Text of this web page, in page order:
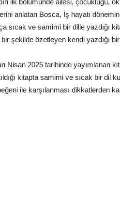
ilk bölümünde ailesi, çocukluğu,
anlatan Bosca, İş hayatı
sıcak ve samimi bir dille yazdığı
bir şekilde özetleyen kendi yazdığı
Nisan 2025 tarihinde yayımlanan
kitapta samimi ve sıcak bir dil
ile karşılanması dikkatlerden